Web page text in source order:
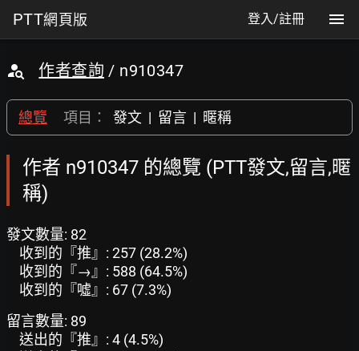
PTT網頁版 登入/註冊
作者查詢 / n910347
總覽 項目： 發文 | 留言 | 暱稱
作者 n910347 的總覽 (PTT發文,留言,暱
稱)
發文數量: 82
收到的『推』: 257 (28.2%)
收到的『→』: 588 (64.5%)
收到的『噓』: 67 (7.3%)
留言數量: 89
送出的『推』: 4 (4.5%)